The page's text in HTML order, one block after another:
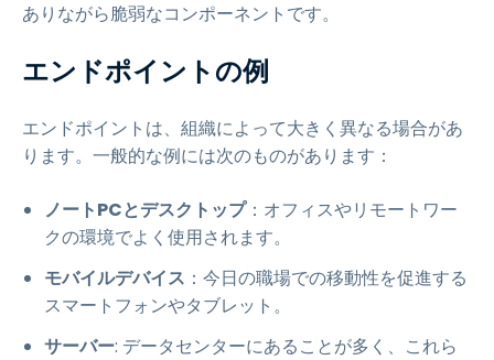
ありながら脆弱なコンポーネントです。
エンドポイントの例
エンドポイントは、組織によって大きく異なる場合があ
ります。一般的な例には次のものがあります：
ノートPCとデスクトップ：オフィスやリモートワー
クの環境でよく使用されます。
モバイルデバイス ：今日の職場での移動性を促進する
スマートフォンやタブレット。
サーバー: データセンターにあることが多く、これら